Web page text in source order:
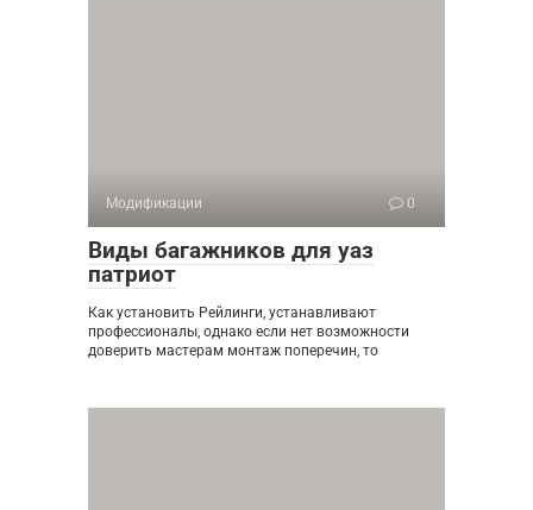
Модификации 0
Виды багажников для уаз
патриот
Как установить Рейлинги, устанавливают
профессионалы, однако если нет возможности
доверить мастерам монтаж поперечин, то